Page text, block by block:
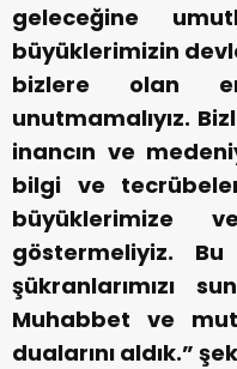
geleceğine
büyüklerimizin
bizlere olan
unutmamalıyız.
inancın ve
bilgi ve
büyüklerimize
göstermeliyiz.
şükranlarımızı
Muhabbet ve
dualarını aldık.”